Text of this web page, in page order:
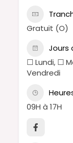
Gratuit (O)
Jours
☐ Lundi, ☐
Vendredi
09H à 17H